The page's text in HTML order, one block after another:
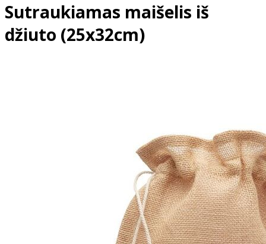
Sutraukiamas maišelis iš
džiuto (25x32cm)